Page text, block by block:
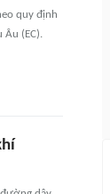
quy định
(EC).